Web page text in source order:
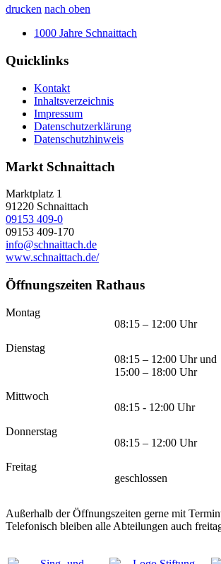
drucken nach oben
1000 Jahre Schnaittach
Quicklinks
Kontakt
Inhaltsverzeichnis
Impressum
Datenschutzerklärung
Datenschutzhinweis
Markt Schnaittach
Marktplatz 1
91220 Schnaittach
09153 409-0
09153 409-170
info@schnaittach.de
www.schnaittach.de/
Öffnungszeiten Rathaus
Montag
08:15 – 12:00 Uhr
Dienstag
08:15 – 12:00 Uhr und
15:00 – 18:00 Uhr
Mittwoch
08:15 - 12:00 Uhr
Donnerstag
08:15 – 12:00 Uhr
Freitag
geschlossen
Außerhalb der Öffnungszeiten gerne mit
Telefonisch bleiben alle Abteilungen auch